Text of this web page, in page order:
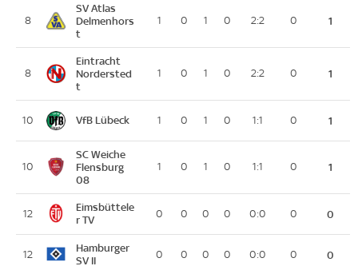
8
SV Atlas
Delmenhors
t
1 0 1 0 2:2 0 1
8
Eintracht
Nordersted
t
1 0 1 0 2:2 0 1
10 VfB Lübeck 1 0 1 0 1:1 0 1
10
SC Weiche
Flensburg
08
1 0 1 0 1:1 0 1
12
Eimsbüttele
r TV
0 0 0 0 0:0 0 0
12
Hamburger
SV II
0 0 0 0 0:0 0 0